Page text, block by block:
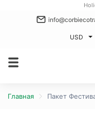
USD
Главная Пакет